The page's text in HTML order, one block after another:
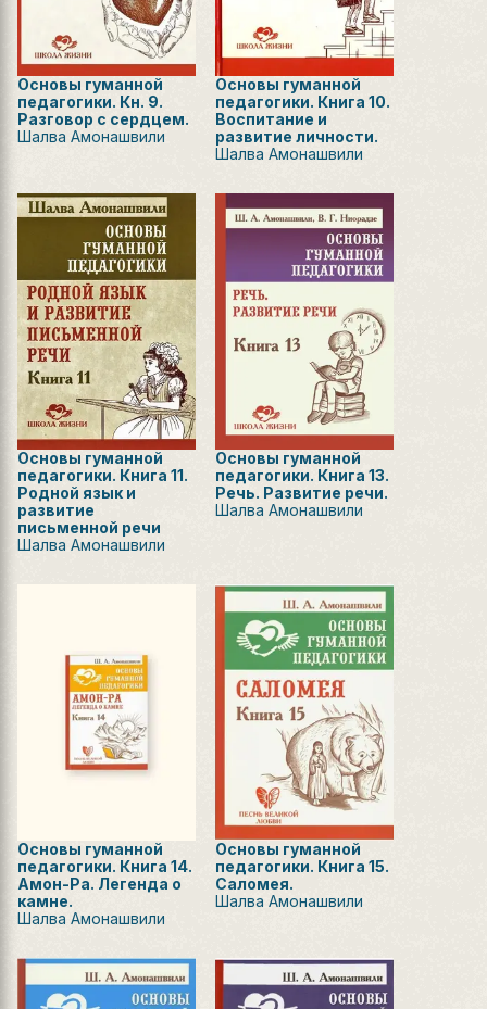
Основы гуманной
педагогики. Кн. 9.
Разговор с сердцем.
Шалва Амонашвили
Основы гуманной
педагогики. Книга 10.
Воспитание и
развитие личности.
Шалва Амонашвили
Основы гуманной
педагогики. Книга 11.
Родной язык и
развитие
письменной речи
Шалва Амонашвили
Основы гуманной
педагогики. Книга 13.
Речь. Развитие речи.
Шалва Амонашвили
Основы гуманной
педагогики. Книга 14.
Амон-Ра. Легенда о
камне.
Шалва Амонашвили
Основы гуманной
педагогики. Книга 15.
Саломея.
Шалва Амонашвили